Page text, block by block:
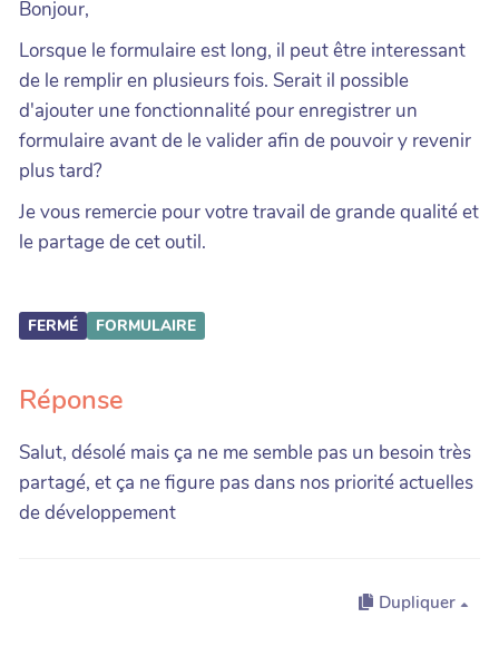
Bonjour,
Lorsque le formulaire est long, il peut être interessant
de le remplir en plusieurs fois. Serait il possible
d'ajouter une fonctionnalité pour enregistrer un
formulaire avant de le valider afin de pouvoir y revenir
plus tard?
Je vous remercie pour votre travail de grande qualité et
le partage de cet outil.
FERMÉ FORMULAIRE
Réponse
Salut, désolé mais ça ne me semble pas un besoin très
partagé, et ça ne figure pas dans nos priorité actuelles
de développement
Dupliquer